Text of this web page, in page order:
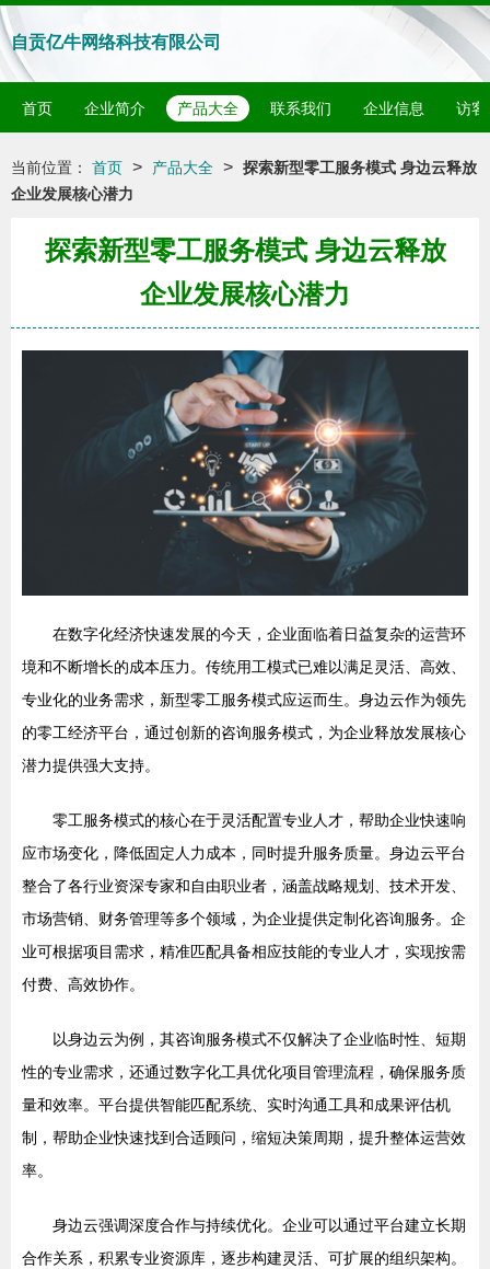
自贡亿牛网络科技有限公司
首页 企业简介 产品大全 联系我们 企业信息 访客
当前位置： 首页 > 产品大全 > 探索新型零工服务模式 身边云释放
企业发展核心潜力
探索新型零工服务模式 身边云释放
企业发展核心潜力
在数字化经济快速发展的今天，企业面临着日益复杂的运营环
境和不断增长的成本压力。传统用工模式已难以满足灵活、高效、
专业化的业务需求，新型零工服务模式应运而生。身边云作为领先
的零工经济平台，通过创新的咨询服务模式，为企业释放发展核心
潜力提供强大支持。
零工服务模式的核心在于灵活配置专业人才，帮助企业快速响
应市场变化，降低固定人力成本，同时提升服务质量。身边云平台
整合了各行业资深专家和自由职业者，涵盖战略规划、技术开发、
市场营销、财务管理等多个领域，为企业提供定制化咨询服务。企
业可根据项目需求，精准匹配具备相应技能的专业人才，实现按需
付费、高效协作。
以身边云为例，其咨询服务模式不仅解决了企业临时性、短期
性的专业需求，还通过数字化工具优化项目管理流程，确保服务质
量和效率。平台提供智能匹配系统、实时沟通工具和成果评估机
制，帮助企业快速找到合适顾问，缩短决策周期，提升整体运营效
率。
身边云强调深度合作与持续优化。企业可以通过平台建立长期
合作关系，积累专业资源库，逐步构建灵活、可扩展的组织架构。